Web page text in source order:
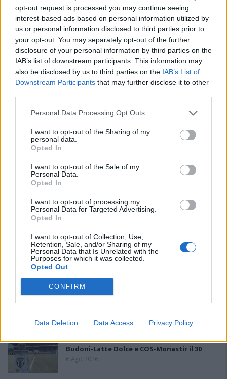
opt-out request is processed you may continue seeing
interest-based ads based on personal information utilized by
us or personal information disclosed to third parties prior to
your opt-out. You may separately opt-out of the further
disclosure of your personal information by third parties on the
IAB’s list of downstream participants. This information may
also be disclosed by us to third parties on the IAB’s List of
Downstream Participants that may further disclose it to other
Personal Data Processing Opt Outs
I want to opt-out of the Sharing of my
personal data.
Opted In
I want to opt-out of the Sale of my
Personal Data.
Opted In
I want to opt-out of processing my
Personal Data for Targeted Advertising.
Opted In
I want to opt-out of Collection, Use,
Retention, Sale, and/or Sharing of my
Personal Data that Is Unrelated with the
Purposes for which it was collected.
Opted Out
CONFIRM
Data Deletion Data Access Privacy Policy
PIÙ LETTI OGGI
Manuel Rinino e Samuele Vacca
6 Ago 2026
L'Ossese si prepara all'esordio in D: Forzati,
Cabrera, Tesio, Limongelli, Bolzicco e tanti
giovani tra i…
7 Ago 2026
Le 5 sarde ancora nel girone G con 8 squadre
6 Ago 2026
Coppa Italia: Aranova-Ossese il 23, i derby
Budoni-Latte Dolce e COS-Monastir il 30
6 Ago 2026